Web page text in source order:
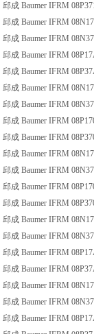
邱成 Baumer IFRM
邱成 Baumer IFRM
邱成 Baumer IFRM
邱成 Baumer IFRM
邱成 Baumer IFRM
邱成 Baumer IFRM
邱成 Baumer IFRM
邱成 Baumer IFRM
邱成 Baumer IFRM
邱成 Baumer IFRM
邱成 Baumer IFRM
邱成 Baumer IFRM
邱成 Baumer IFRM
邱成 Baumer IFRM
邱成 Baumer IFRM
邱成 Baumer IFRM
邱成 Baumer IFRM
邱成 Baumer IFRM
邱成 Baumer IFRM
邱成 Baumer IFRM